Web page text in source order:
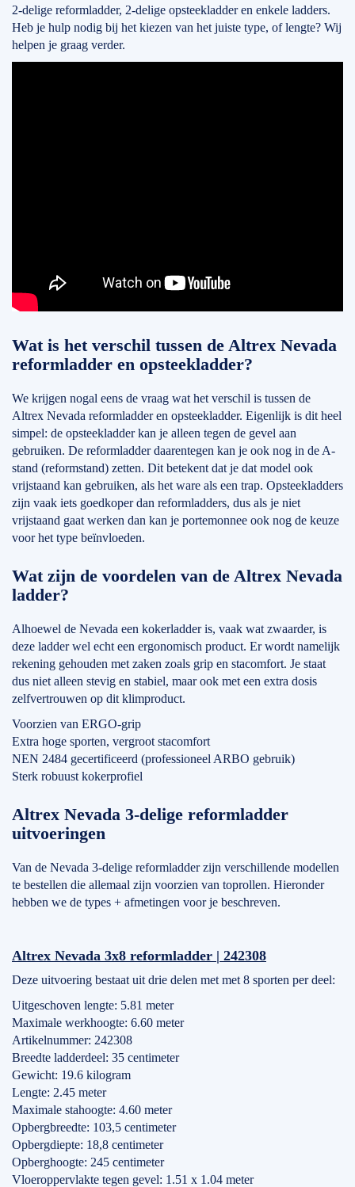
2-delige reformladder, 2-delige opsteekladder en enkele ladders.
Heb je hulp nodig bij het kiezen van het juiste type, of lengte? Wij
helpen je graag verder.
Wat is het verschil tussen de Altrex Nevada
reformladder en opsteekladder?
We krijgen nogal eens de vraag wat het verschil is tussen de
Altrex Nevada reformladder en opsteekladder. Eigenlijk is dit heel
simpel: de opsteekladder kan je alleen tegen de gevel aan
gebruiken. De reformladder daarentegen kan je ook nog in de A-
stand (reformstand) zetten. Dit betekent dat je dat model ook
vrijstaand kan gebruiken, als het ware als een trap. Opsteekladders
zijn vaak iets goedkoper dan reformladders, dus als je niet
vrijstaand gaat werken dan kan je portemonnee ook nog de keuze
voor het type beïnvloeden.
Wat zijn de voordelen van de Altrex Nevada
ladder?
Alhoewel de Nevada een kokerladder is, vaak wat zwaarder, is
deze ladder wel echt een ergonomisch product. Er wordt namelijk
rekening gehouden met zaken zoals grip en stacomfort. Je staat
dus niet alleen stevig en stabiel, maar ook met een extra dosis
zelfvertrouwen op dit klimproduct.
Voorzien van ERGO-grip
Extra hoge sporten, vergroot stacomfort
NEN 2484 gecertificeerd (professioneel ARBO gebruik)
Sterk robuust kokerprofiel
Altrex Nevada 3-delige reformladder
uitvoeringen
Van de Nevada 3-delige reformladder zijn verschillende modellen
te bestellen die allemaal zijn voorzien van toprollen. Hieronder
hebben we de types + afmetingen voor je beschreven.
Altrex Nevada 3x8 reformladder | 242308
Deze uitvoering bestaat uit drie delen met met 8 sporten per deel:
Uitgeschoven lengte: 5.81 meter
Maximale werkhoogte: 6.60 meter
Artikelnummer: 242308
Breedte ladderdeel: 35 centimeter
Gewicht: 19.6 kilogram
Lengte: 2.45 meter
Maximale stahoogte: 4.60 meter
Opbergbreedte: 103,5 centimeter
Opbergdiepte: 18,8 centimeter
Opberghoogte: 245 centimeter
Vloeroppervlakte tegen gevel: 1.51 x 1.04 meter